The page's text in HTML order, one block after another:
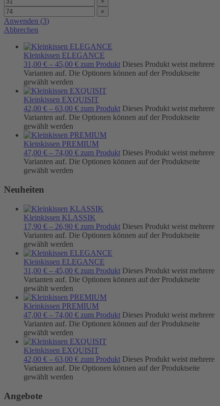
×
Anwenden (3)
Abbrechen
Kleinkissen ELEGANCE
31,00 € – 45,00 € zum Produkt Dieses Produkt weist mehrere
Varianten auf. Die Optionen können auf der Produktseite
gewählt werden
Kleinkissen EXQUISIT
42,00 € – 63,00 € zum Produkt Dieses Produkt weist mehrere
Varianten auf. Die Optionen können auf der Produktseite
gewählt werden
Kleinkissen PREMIUM
47,00 € – 74,00 € zum Produkt Dieses Produkt weist mehrere
Varianten auf. Die Optionen können auf der Produktseite
gewählt werden
Neuheiten
Kleinkissen KLASSIK
17,90 € – 26,90 € zum Produkt Dieses Produkt weist mehrere
Varianten auf. Die Optionen können auf der Produktseite
gewählt werden
Kleinkissen ELEGANCE
31,00 € – 45,00 € zum Produkt Dieses Produkt weist mehrere
Varianten auf. Die Optionen können auf der Produktseite
gewählt werden
Kleinkissen PREMIUM
47,00 € – 74,00 € zum Produkt Dieses Produkt weist mehrere
Varianten auf. Die Optionen können auf der Produktseite
gewählt werden
Kleinkissen EXQUISIT
42,00 € – 63,00 € zum Produkt Dieses Produkt weist mehrere
Varianten auf. Die Optionen können auf der Produktseite
gewählt werden
Angebote